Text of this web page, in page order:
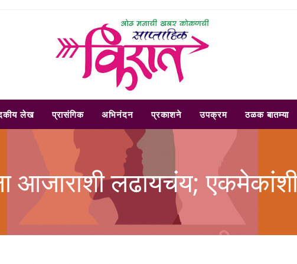
लेख प्रासंगिक अभिनंदन प्रकाशने उपक्रम ठळक बातम्या
आजाराशी लढायचंय; एकमेकांशी